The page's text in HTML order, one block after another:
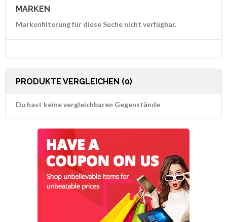
MARKEN
Markenfilterung für diese Suche nicht verfügbar.
PRODUKTE VERGLEICHEN (0)
Du hast keine vergleichbaren Gegenstände